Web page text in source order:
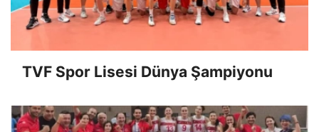
TVF Spor Lisesi Dünya Şampiyonu